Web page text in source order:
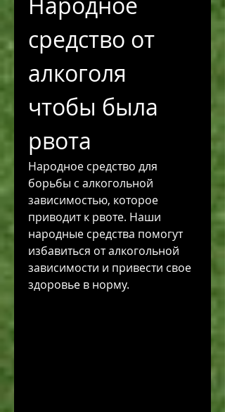
средство от
алкоголя
чтобы была
рвота
Народное средство для
борьбы с алкогольной
зависимостью, которое
приводит к рвоте. Наши
народные средства помогут
избавиться от алкогольной
зависимости и привести свое
здоровье в норму.